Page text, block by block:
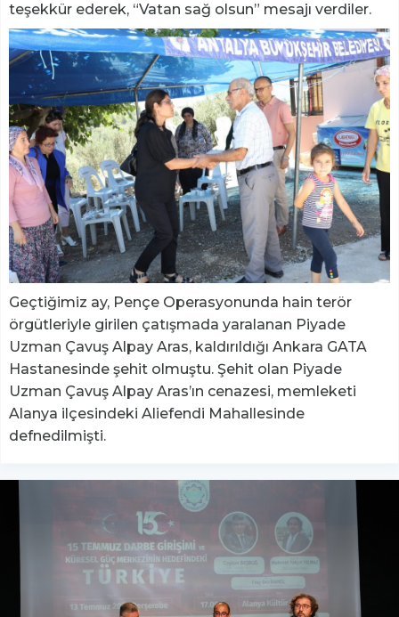
teşekkür ederek, “Vatan sağ olsun” mesajı verdiler.
Geçtiğimiz ay, Pençe Operasyonunda hain terör
örgütleriyle girilen çatışmada yaralanan Piyade
Uzman Çavuş Alpay Aras, kaldırıldığı Ankara GATA
Hastanesinde şehit olmuştu. Şehit olan Piyade
Uzman Çavuş Alpay Aras’ın cenazesi, memleketi
Alanya ilçesindeki Aliefendi Mahallesinde
defnedilmişti.